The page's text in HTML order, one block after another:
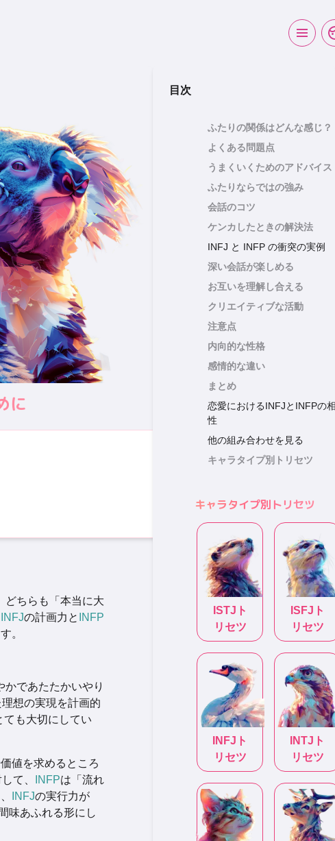
に
どちらも「本当に大
INFJの計画力と INFP
。
であたたかいやり
想の実現を計画的
も大切にしてい
値を求めるところ
て、 INFPは「流れ
INFJの実行力が
味あふれる形にし
目次
ふたりの関係はどんな感じ？
よくある問題点
うまくいくためのアドバイス
ふたりならではの強み
会話のコツ
ケンカしたときの解決法
INFJ と INFP の衝突の実例
深い会話が楽しめる
お互いを理解し合える
クリエイティブな活動
注意点
内向的な性格
感情的な違い
まとめ
恋愛におけるINFJとINFPの
性
他の組み合わせを見る
キャラタイプ別トリセツ
キャラタイプ別トリセツ
ISTJ ト
リセツ
ISFJ ト
リセツ
INFJ ト
リセツ
INTJ ト
リセツ